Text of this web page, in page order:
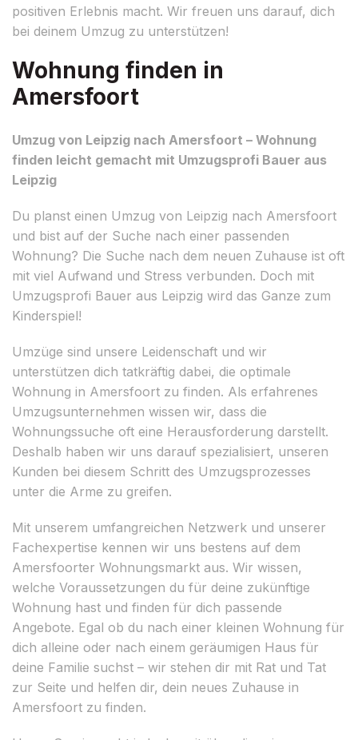
positiven Erlebnis macht. Wir freuen uns darauf, dich
bei deinem Umzug zu unterstützen!
Wohnung finden in
Amersfoort
Umzug von Leipzig nach Amersfoort – Wohnung
finden leicht gemacht mit Umzugsprofi Bauer aus
Leipzig
Du planst einen Umzug von Leipzig nach Amersfoort
und bist auf der Suche nach einer passenden
Wohnung? Die Suche nach dem neuen Zuhause ist oft
mit viel Aufwand und Stress verbunden. Doch mit
Umzugsprofi Bauer aus Leipzig wird das Ganze zum
Kinderspiel!
Umzüge sind unsere Leidenschaft und wir
unterstützen dich tatkräftig dabei, die optimale
Wohnung in Amersfoort zu finden. Als erfahrenes
Umzugsunternehmen wissen wir, dass die
Wohnungssuche oft eine Herausforderung darstellt.
Deshalb haben wir uns darauf spezialisiert, unseren
Kunden bei diesem Schritt des Umzugsprozesses
unter die Arme zu greifen.
Mit unserem umfangreichen Netzwerk und unserer
Fachexpertise kennen wir uns bestens auf dem
Amersfoorter Wohnungsmarkt aus. Wir wissen,
welche Voraussetzungen du für deine zukünftige
Wohnung hast und finden für dich passende
Angebote. Egal ob du nach einer kleinen Wohnung für
dich alleine oder nach einem geräumigen Haus für
deine Familie suchst – wir stehen dir mit Rat und Tat
zur Seite und helfen dir, dein neues Zuhause in
Amersfoort zu finden.